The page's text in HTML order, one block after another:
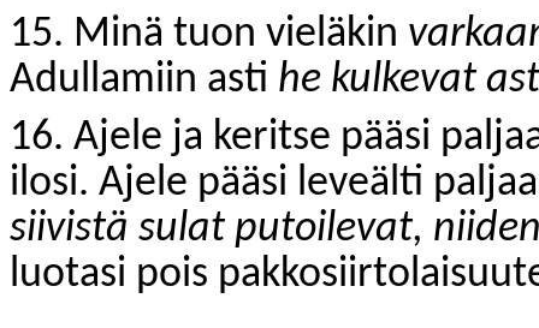
15. Minä tuon vieläkin
Adullamiin asti he kulkevat
16. Ajele ja keritse pääsi
ilosi. Ajele pääsi leveälti
siivistä sulat putoilevat,
luotasi pois